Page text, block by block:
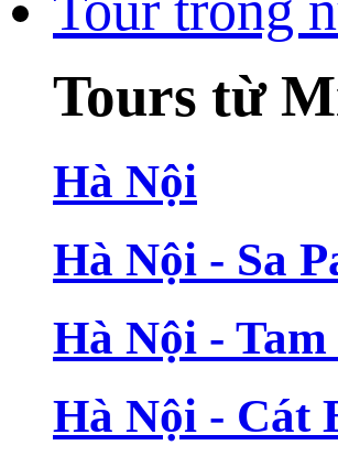
Tours từ
Hà Nội
Hà Nội - Sa
Hà Nội -
Hà Nội - Cát